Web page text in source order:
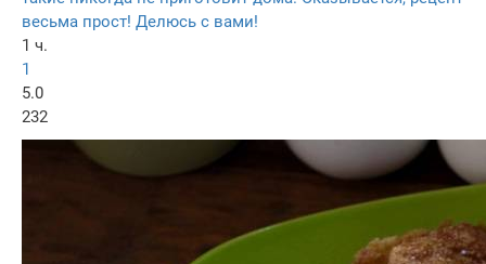
весьма прост! Делюсь с вами!
1 ч.
1
5.0
232